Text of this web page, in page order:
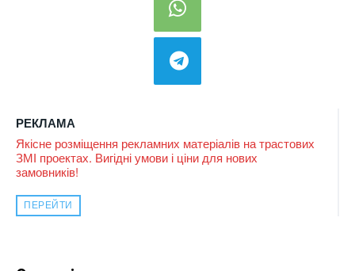
РЕКЛАМА
Якісне розміщення рекламних матеріалів на трастових
ЗМІ проектах. Вигідні умови і ціни для нових
замовників!
ПЕРЕЙТИ